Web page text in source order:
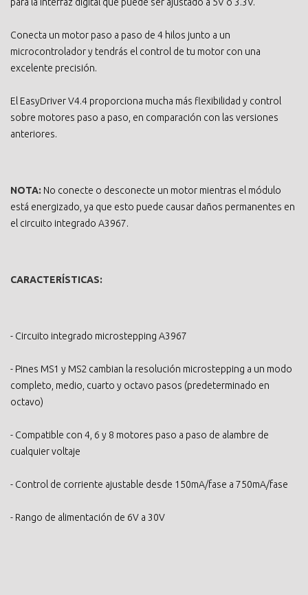
Conecta un motor paso a paso de 4 hilos junto a un
microcontrolador y tendrás el control de tu motor con una
excelente precisión.
El EasyDriver V4.4 proporciona mucha más flexibilidad y control
sobre motores paso a paso, en comparación con las versiones
anteriores.
NOTA: No conecte o desconecte un motor mientras el módulo
está energizado, ya que esto puede causar daños permanentes en
el circuito integrado A3967.
CARACTERÍSTICAS:
- Circuito integrado microstepping A3967
- Pines MS1 y MS2 cambian la resolución microstepping a un modo
completo, medio, cuarto y octavo pasos (predeterminado en
octavo)
- Compatible con 4, 6 y 8 motores paso a paso de alambre de
cualquier voltaje
- Control de corriente ajustable desde 150mA/fase a 750mA/fase
- Rango de alimentación de 6V a 30V